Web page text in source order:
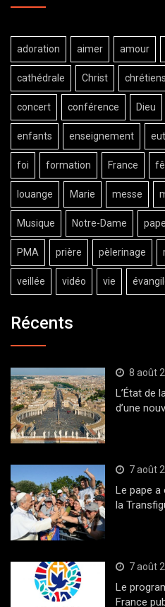
adoration aimer amour
cathédrale Christ chrétiens
concert conférence Dieu
enfants enseignement
foi formation France
louange Marie messe
Musique Notre-Dame pape
PMA prière pèlerinage
veillée vidéo vie
Récents
8 août
L’État de
d’une
7 août
Le pape a
la
7 août
Le
France